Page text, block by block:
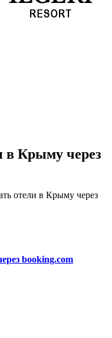
в Крыму через
отели в Крыму через
booking.com